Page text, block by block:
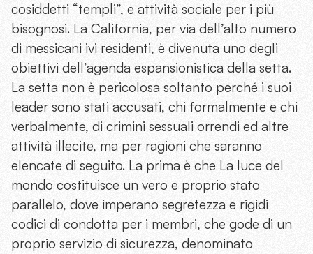
cosiddetti “templi”, e attività sociale per i più
bisognosi. La California, per via dell’alto numero
di messicani ivi residenti, è divenuta uno degli
obiettivi dell’agenda espansionistica della setta.
La setta non è pericolosa soltanto perché i suoi
leader sono stati accusati, chi formalmente e chi
verbalmente, di crimini sessuali orrendi ed altre
attività illecite, ma per ragioni che saranno
elencate di seguito. La prima è che La luce del
mondo costituisce un vero e proprio stato
parallelo, dove imperano segretezza e rigidi
codici di condotta per i membri, che gode di un
proprio servizio di sicurezza, denominato